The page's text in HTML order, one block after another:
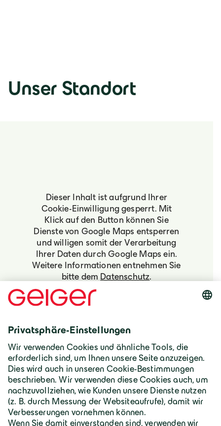
Unser Standort
Dieser Inhalt ist aufgrund Ihrer
Cookie-Einwilligung gesperrt. Mit
Klick auf den Button können Sie
Dienste von Google Maps entsperren
und willigen somit der Verarbeitung
Ihrer Daten durch Google Maps ein.
Weitere Informationen entnehmen Sie
bitte dem Datenschutz.
Ja, ich willige ein.